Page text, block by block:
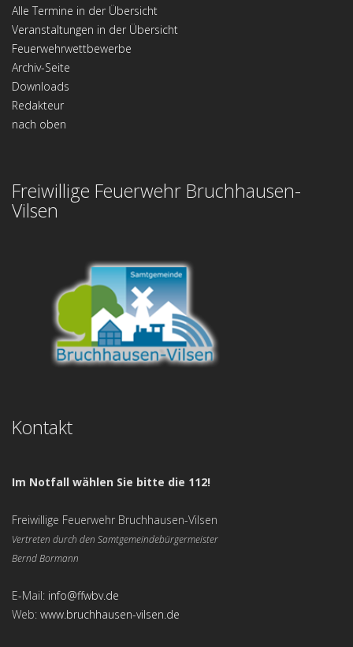
Alle Termine in der Übersicht
Veranstaltungen in der Übersicht
Feuerwehrwettbewerbe
Archiv-Seite
Downloads
Redakteur
nach oben
Freiwillige Feuerwehr Bruchhausen-
Vilsen
Kontakt
Im Notfall wählen Sie bitte die 112!
Freiwillige Feuerwehr Bruchhausen-Vilsen
Vertreten durch den Samtgemeindebürgermeister
Bernd Bormann
E-Mail: info@ffwbv.de
Web: www.bruchhausen-vilsen.de